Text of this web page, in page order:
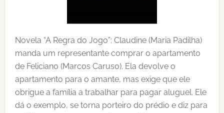
Novela “A Regra do Jogo”: Claudine (Maria Padilha)
manda um representante comprar o apartamento
de Feliciano (Marcos Caruso). Ela devolve o
apartamento para o amante, mas exige que ele
obrigue a família a trabalhar para pagar aluguel. Ele
dá o exemplo, se torna porteiro do prédio e diz para